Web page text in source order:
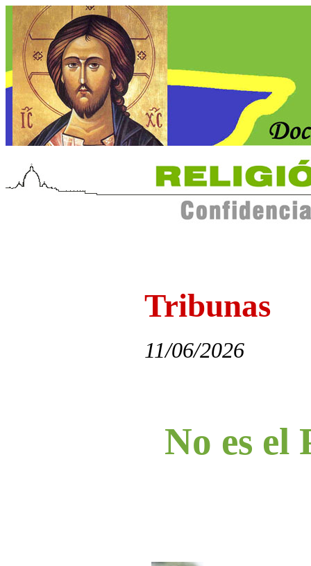
Tribunas
11/06/2026
No es el